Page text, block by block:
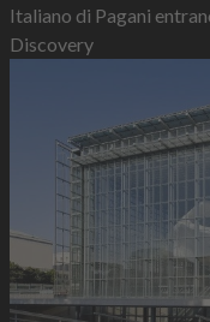
Italiano di Pagani
Discovery